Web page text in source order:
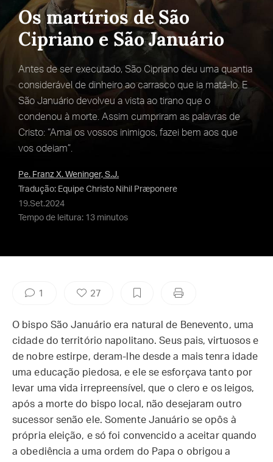
Os martírios de São
Cipriano e São Januário
Antes de ser executado, São Cipriano deu uma quantia
considerável de dinheiro ao carrasco que ia matá-lo. E
São Januário devolveu a vista ao tirano que o
condenou à morte. Assim cumpriram as palavras de
Cristo: “Amai os vossos inimigos, fazei bem aos que
vos odeiam”.
Pe. Franz X. Weninger, S.J.
Tradução: Equipe Christo Nihil Præponere
19.Set.2024
Tempo de leitura: 13 minutos
1 27
O bispo São Januário era natural de Benevento, uma
cidade do território napolitano. Seus pais, virtuosos e
de nobre estirpe, deram-lhe desde a mais tenra idade
uma educação piedosa, e ele se esforçava tanto por
levar uma vida irrepreensível, que o clero e os leigos,
após a morte do bispo local, não desejaram outro
sucessor senão ele. Somente Januário se opôs à
própria eleição, e só foi convencido a aceitar quando
a obediência a uma ordem do Papa o obrigou a